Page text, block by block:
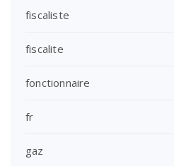
fiscaliste
fiscalite
fonctionnaire
fr
gaz